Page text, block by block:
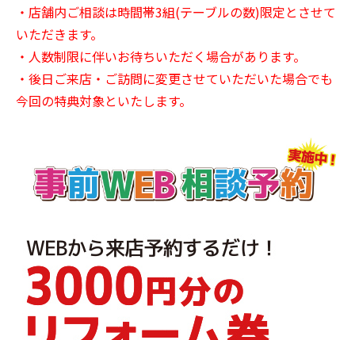
・店舗内ご相談は時間帯3組(テーブルの数)限定とさせて
いただきます。
・人数制限に伴いお待ちいただく場合があります。
・後日ご来店・ご訪問に変更させていただいた場合でも
今回の特典対象といたします。